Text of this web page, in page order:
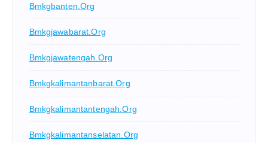
Bmkgbanten.org
Bmkgjawabarat.org
Bmkgjawatengah.org
Bmkgkalimantanbarat.org
Bmkgkalimantantengah.org
Bmkgkalimantanselatan.org